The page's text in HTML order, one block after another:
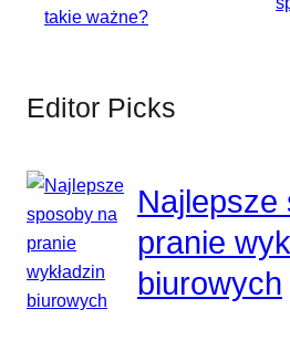
takie ważne?
Editor Picks
Najlepsze
pranie
biurowych